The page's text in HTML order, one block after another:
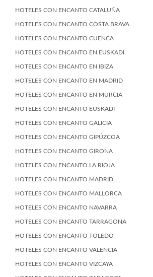
HOTELES CON ENCANTO CATALUÑA
HOTELES CON ENCANTO COSTA BRAVA
HOTELES CON ENCANTO CUENCA
HOTELES CON ENCANTO EN EUSKADI
HOTELES CON ENCANTO EN IBIZA
HOTELES CON ENCANTO EN MADRID
HOTELES CON ENCANTO EN MURCIA
HOTELES CON ENCANTO EUSKADI
HOTELES CON ENCANTO GALICIA
HOTELES CON ENCANTO GIPÚZCOA
HOTELES CON ENCANTO GIRONA
HOTELES CON ENCANTO LA RIOJA
HOTELES CON ENCANTO MADRID
HOTELES CON ENCANTO MALLORCA
HOTELES CON ENCANTO NAVARRA
HOTELES CON ENCANTO TARRAGONA
HOTELES CON ENCANTO TOLEDO
HOTELES CON ENCANTO VALENCIA
HOTELES CON ENCANTO VIZCAYA